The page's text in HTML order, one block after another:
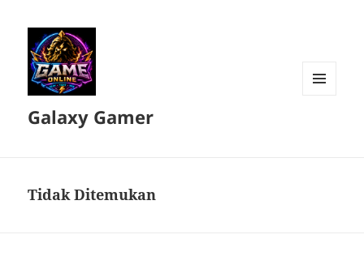
Galaxy Gamer
Tidak Ditemukan